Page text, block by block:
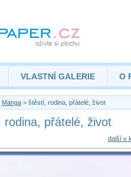
VLASTNÍ GALERIE O
Manga> štěstí, rodina, přátelé, život
rodina, přátelé, život
další v